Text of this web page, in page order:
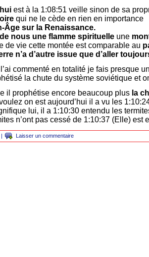
est à la 1:08:51 veille sinon de sa
qui ne le cède en rien en importance
Âge sur la Renaissance.
nous une flamme spirituelle une
de vie cette montée est comparable au
n’a d’autre issue que d’aller
commenté en totalité je fais presque
la chute du système soviétique et
il prophétise encore beaucoup plus la
on est aujourd’hui il a vu les
lui, il a 1:10:30 entendu les
n’ont pas cessé de 1:10:37 (Elle) est
| Laisser un commentaire